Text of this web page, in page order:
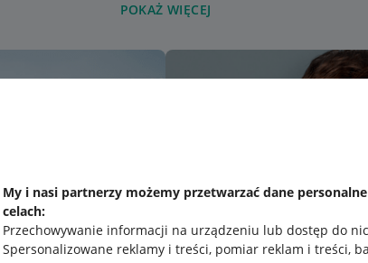
My i nasi partnerzy możemy przetwarzać dane
celach:
Przechowywanie informacji na urządzeniu lub dostęp do
Spersonalizowane reklamy i treści, pomiar reklam i treści,
POKAŻ WIĘCEJ